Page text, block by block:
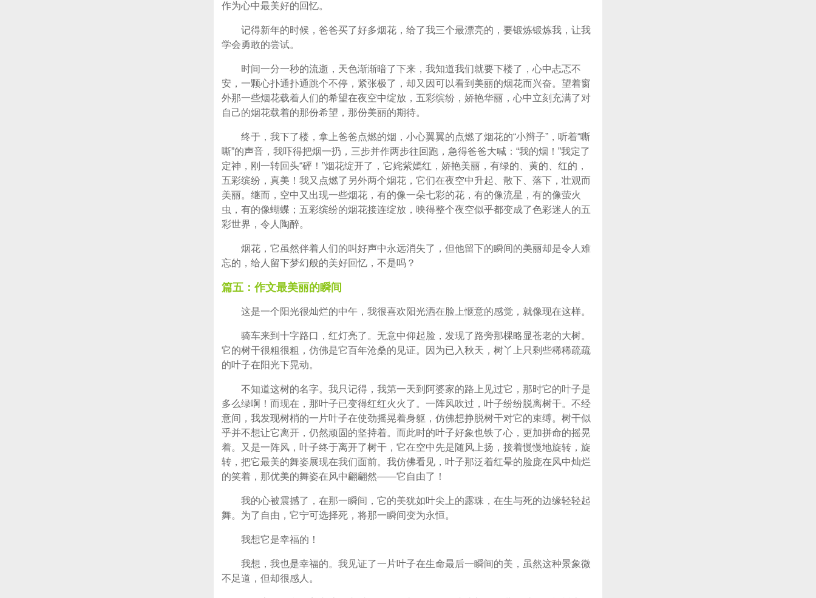
作为心中最美好的回忆。
记得新年的时候，爸爸买了好多烟花，给了我三个最漂亮的，要锻炼锻炼我，让我
学会勇敢的尝试。
时间一分一秒的流逝，天色渐渐暗了下来，我知道我们就要下楼了，心中忐忑不
安，一颗心扑通扑通跳个不停，紧张极了，却又因可以看到美丽的烟花而兴奋。望着窗
外那一些烟花载着人们的希望在夜空中绽放，五彩缤纷，娇艳华丽，心中立刻充满了对
自己的烟花载着的那份希望，那份美丽的期待。
终于，我下了楼，拿上爸爸点燃的烟，小心翼翼的点燃了烟花的“小辫子”，听着“嘶
嘶”的声音，我吓得把烟一扔，三步并作两步往回跑，急得爸爸大喊：“我的烟！”我定了
定神，刚一转回头“砰！”烟花绽开了，它姹紫嫣红，娇艳美丽，有绿的、黄的、红的，
五彩缤纷，真美！我又点燃了另外两个烟花，它们在夜空中升起、散下、落下，壮观而
美丽。继而，空中又出现一些烟花，有的像一朵七彩的花，有的像流星，有的像萤火
虫，有的像蝴蝶；五彩缤纷的烟花接连绽放，映得整个夜空似乎都变成了色彩迷人的五
彩世界，令人陶醉。
烟花，它虽然伴着人们的叫好声中永远消失了，但他留下的瞬间的美丽却是令人难
忘的，给人留下梦幻般的美好回忆，不是吗？
篇五：作文最美丽的瞬间
这是一个阳光很灿烂的中午，我很喜欢阳光洒在脸上惬意的感觉，就像现在这样。
骑车来到十字路口，红灯亮了。无意中仰起脸，发现了路旁那棵略显苍老的大树。
它的树干很粗很粗，仿佛是它百年沧桑的见证。因为已入秋天，树丫上只剩些稀稀疏疏
的叶子在阳光下晃动。
不知道这树的名字。我只记得，我第一天到阿婆家的路上见过它，那时它的叶子是
多么绿啊！而现在，那叶子已变得红红火火了。一阵风吹过，叶子纷纷脱离树干。不经
意间，我发现树梢的一片叶子在使劲摇晃着身躯，仿佛想挣脱树干对它的束缚。树干似
乎并不想让它离开，仍然顽固的坚持着。而此时的叶子好象也铁了心，更加拼命的摇晃
着。又是一阵风，叶子终于离开了树干，它在空中先是随风上扬，接着慢慢地旋转，旋
转，把它最美的舞姿展现在我们面前。我仿佛看见，叶子那泛着红晕的脸庞在风中灿烂
的笑着，那优美的舞姿在风中翩翩然——它自由了！
我的心被震撼了，在那一瞬间，它的美犹如叶尖上的露珠，在生与死的边缘轻轻起
舞。为了自由，它宁可选择死，将那一瞬间变为永恒。
我想它是幸福的！
我想，我也是幸福的。我见证了一片叶子在生命最后一瞬间的美，虽然这种景象微
不足道，但却很感人。